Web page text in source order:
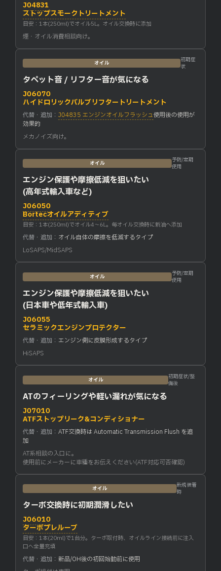
J04831
ストップスモークトリートメント
目安：1本(250ml)でオイル5L。オイル交換時に添加
煙・オイル消費相談向け。
オイル
初期症
状
タペット音 / リフター音が気になる
J06070
ハイドロリックバルブリフタートリートメント
代替・追加：J04835 エンジンオイルフラッシュ使用後の使用が
効果的
メカノイズ向け。
オイル
予防/定期
使用
エンジン保護や摩擦低減を狙いたい
(高年式輸入車など)
J06050
Bortecオイルアディティブ
目安：1本(250ml)でオイル4〜6L。毎オイル交換時に新油へ添加
代替・追加： オイル自体の摩擦を低減するタイプ
LoSAPS/MidSAPS
オイル
予防/定期
使用
エンジン保護や摩擦低減を狙いたい
(日本車や低年式輸入車)
J06055
セラミックエンジンプロテクター
代替・追加： エンジン側に皮膜形成するタイプ
HiSAPS
オイル
初期症状/整
備後
ATのフィーリングや軽い漏れが気になる
J07010
ATFストップリーク&コンディショナー
代替・追加：ATF交換時は Automatic Transmission Flush を追
加
AT系相談の入口に。
使用前にメーカーに車種をお伝えください(ATF対応可否確認)
オイル
新規装着
時
ターボ交換時に初期潤滑したい
J06010
ターボプレルーブ
目安：1本(20ml)で1台分。ターボ取付時、オイルライン接続前に注入
口へ全量充填
代替・追加：新品/OH後の初回始動前に使用